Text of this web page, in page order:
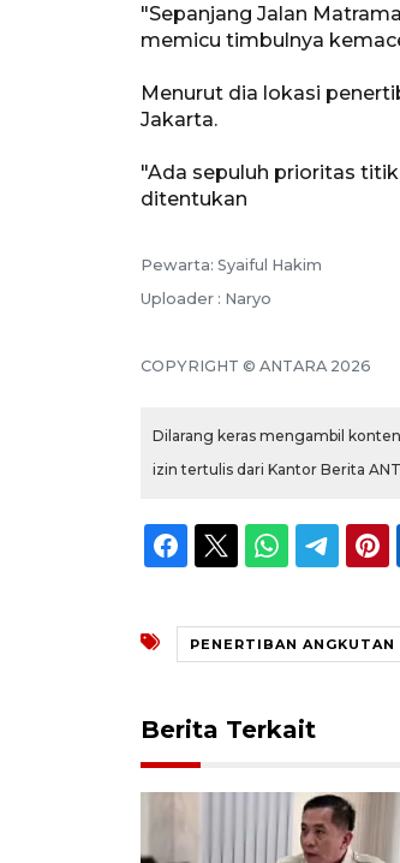
"Sepanjang Jalan
memicu timbulnya
Menurut dia lokasi
Jakarta.
"Ada sepuluh prioritas
ditentukan
Pewarta: Syaiful Hakim
Uploader : Naryo
COPYRIGHT © ANTARA 2026
Dilarang keras mengambil
izin tertulis dari Kantor Berita
PENERTIBAN ANGKUTAN
Berita Terkait